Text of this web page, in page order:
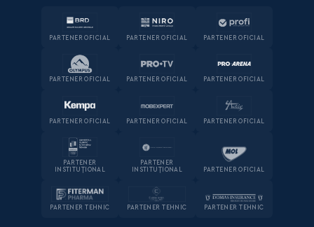
PARTENER OFICIAL PARTENER OFICIAL PARTENER OFICIAL
PARTENER OFICIAL PARTENER OFICIAL PARTENER OFICIAL
PARTENER OFICIAL PARTENER OFICIAL PARTENER OFICIAL
PARTENER
INSTITUȚIONAL
PARTENER
INSTITUȚIONAL
PARTENER OFICIAL
PARTENER TEHNIC PARTENER TEHNIC PARTENER TEHNIC